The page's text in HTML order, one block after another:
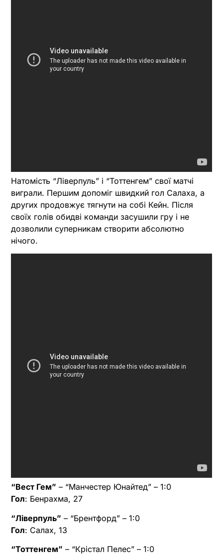
Натомість “Ліверпуль” і “Тоттенгем” свої матчі
виграли. Першим допоміг швидкий гол Салаха, а
других продовжує тягнути на собі Кейн. Після
своїх голів обидві команди засушили гру і не
дозволили суперникам створити абсолютно
нічого.
“Вест Гем” – “Манчестер Юнайтед” – 1:0
Гол: Бенрахма, 27
“Ліверпуль” – “Брентфорд” – 1:0
Гол: Салах, 13
“Тоттенгем” – “Крістал Пелес” – 1:0